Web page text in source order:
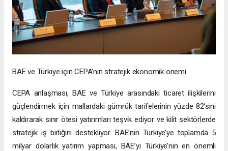
BAE ve Türkiye için CEPA’nın stratejik ekonomik önemi
CEPA anlaşması, BAE ve Türkiye arasındaki ticaret ilişkilerini
güçlendirmek için mallardaki gümrük tarifelerinin yüzde 82’sini
kaldırarak sınır ötesi yatırımları teşvik ediyor ve kilit sektörlerde
stratejik iş birliğini destekliyor. BAE’nin Türkiye’ye toplamda 5
milyar dolarlık yatırım yapması, BAE’yi Türkiye’nin en önemli